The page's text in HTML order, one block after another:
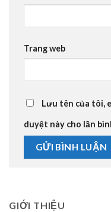
Trang web
Lưu tên của tôi,
duyệt này cho lần
GIỚI THIỆU